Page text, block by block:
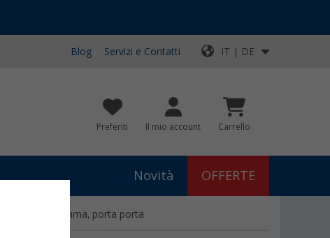
Blog Servizi e Contatti IT | DE
Preferiti Il mio account Carrello
Novità OFFERTE
Porta porta Fiamma, porta porta